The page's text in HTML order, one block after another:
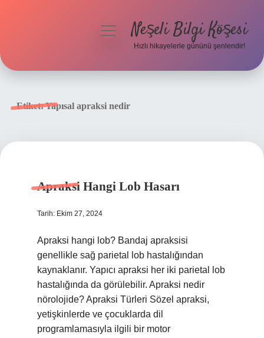
menüyüNeşeli Bilgi Köşesi
Hızlı hikayelerle gününü şenlendir!
Etiket:Yapısal apraksi nedir
Apraksi Hangi Lob Hasarı
Tarih: Ekim 27, 2024
Apraksi hangi lob? Bandaj apraksisi
genellikle sağ parietal lob hastalığından
kaynaklanır. Yapıcı apraksi her iki parietal lob
hastalığında da görülebilir. Apraksi nedir
nörolojide? Apraksi Türleri Sözel apraksi,
yetişkinlerde ve çocuklarda dil
programlamasıyla ilgili bir motor